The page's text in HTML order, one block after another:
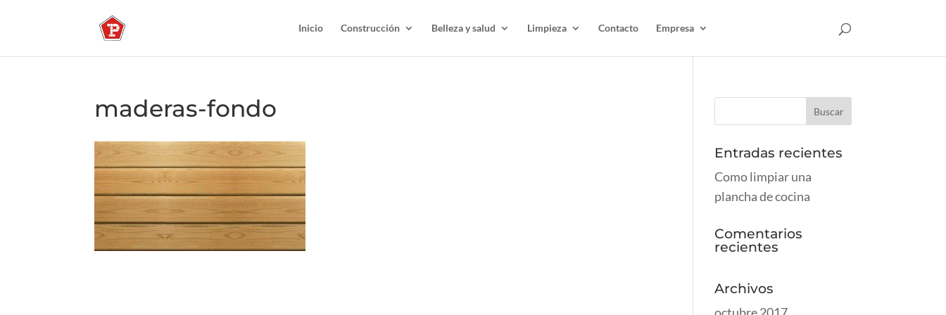
Inicio Construcción Belleza y salud Limpieza Contacto Empresa
maderas-fondo
Entradas recientes
Como limpiar una
plancha de cocina
Comentarios
recientes
Archivos